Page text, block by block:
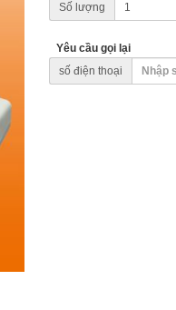
Số lượng
Yêu cầu gọi lại
số điện thoại